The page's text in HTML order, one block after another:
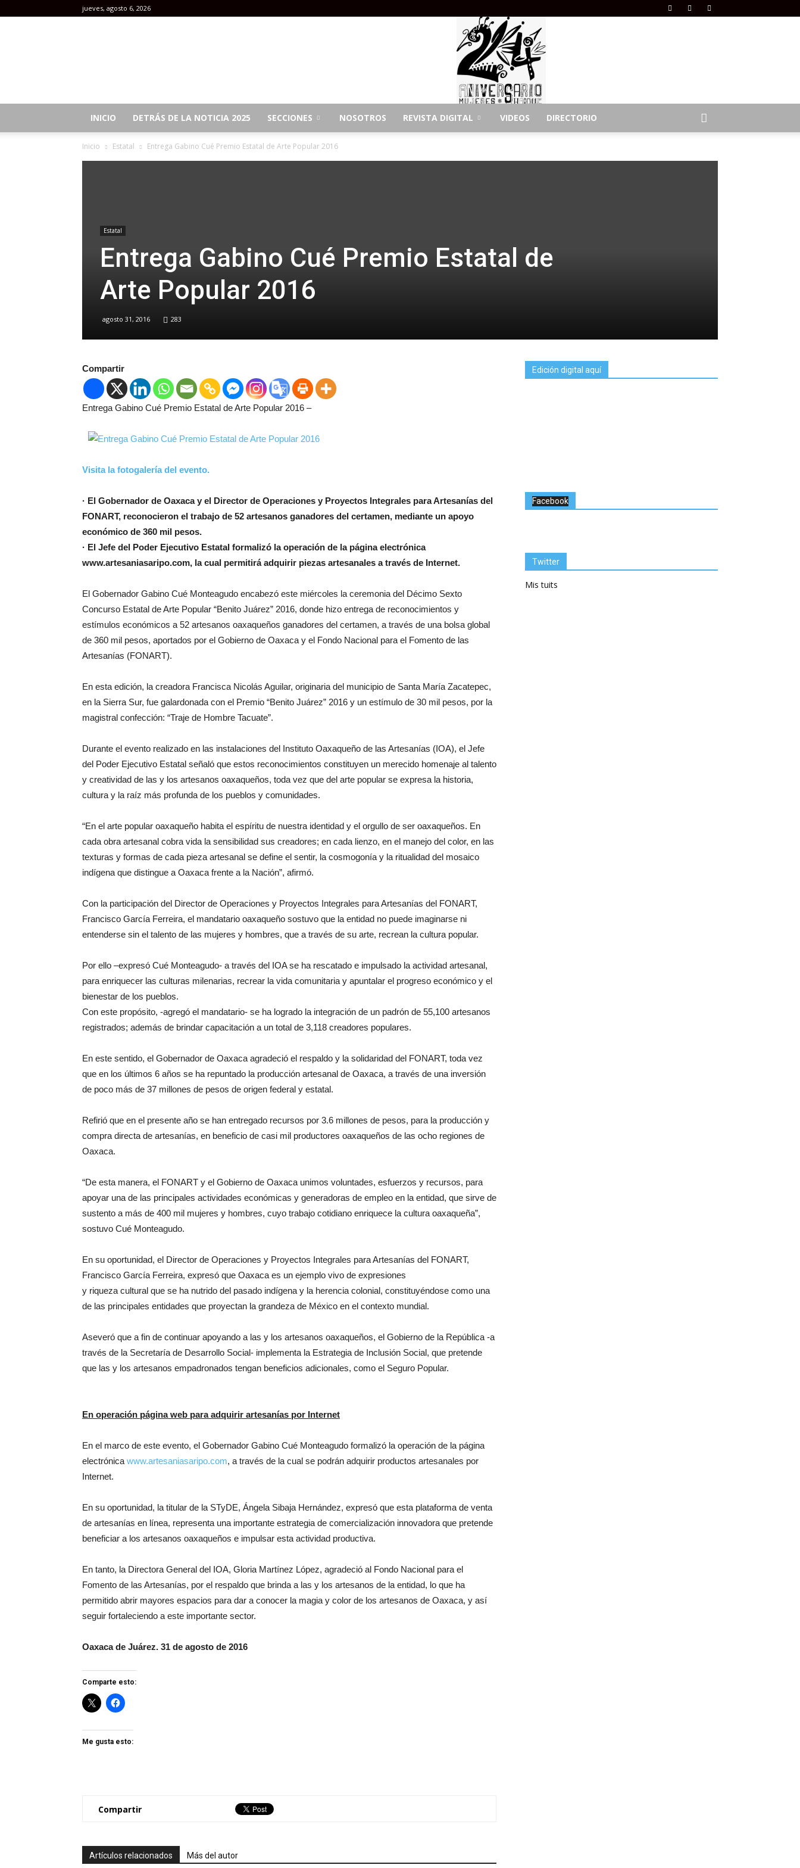
jueves, agosto 6, 2026
INICIO DETRÁS DE LA NOTICIA 2025 SECCIONES NOSOTROS REVISTA DIGITAL VIDEOS DIRECTORIO
Inicio Estatal Entrega Gabino Cué Premio Estatal de Arte Popular 2016
Estatal
Entrega Gabino Cué Premio Estatal de
Arte Popular 2016
agosto 31, 2016 283
Compartir
Entrega Gabino Cué Premio Estatal de Arte Popular 2016 –
Visita la fotogalería del evento.
· El Gobernador de Oaxaca y el Director de Operaciones y Proyectos Integrales para Artesanías del
FONART, reconocieron el trabajo de 52 artesanos ganadores del certamen, mediante un apoyo
económico de 360 mil pesos.
· El Jefe del Poder Ejecutivo Estatal formalizó la operación de la página electrónica
www.artesaniasaripo.com, la cual permitirá adquirir piezas artesanales a través de Internet.
El Gobernador Gabino Cué Monteagudo encabezó este miércoles la ceremonia del Décimo Sexto
Concurso Estatal de Arte Popular “Benito Juárez” 2016, donde hizo entrega de reconocimientos y
estímulos económicos a 52 artesanos oaxaqueños ganadores del certamen, a través de una bolsa global
de 360 mil pesos, aportados por el Gobierno de Oaxaca y el Fondo Nacional para el Fomento de las
Artesanías (FONART).
En esta edición, la creadora Francisca Nicolás Aguilar, originaria del municipio de Santa María Zacatepec,
en la Sierra Sur, fue galardonada con el Premio “Benito Juárez” 2016 y un estímulo de 30 mil pesos, por la
magistral confección: “Traje de Hombre Tacuate”.
Durante el evento realizado en las instalaciones del Instituto Oaxaqueño de las Artesanías (IOA), el Jefe
del Poder Ejecutivo Estatal señaló que estos reconocimientos constituyen un merecido homenaje al talento
y creatividad de las y los artesanos oaxaqueños, toda vez que del arte popular se expresa la historia,
cultura y la raíz más profunda de los pueblos y comunidades.
“En el arte popular oaxaqueño habita el espíritu de nuestra identidad y el orgullo de ser oaxaqueños. En
cada obra artesanal cobra vida la sensibilidad sus creadores; en cada lienzo, en el manejo del color, en las
texturas y formas de cada pieza artesanal se define el sentir, la cosmogonía y la ritualidad del mosaico
indígena que distingue a Oaxaca frente a la Nación”, afirmó.
Con la participación del Director de Operaciones y Proyectos Integrales para Artesanías del FONART,
Francisco García Ferreira, el mandatario oaxaqueño sostuvo que la entidad no puede imaginarse ni
entenderse sin el talento de las mujeres y hombres, que a través de su arte, recrean la cultura popular.
Por ello –expresó Cué Monteagudo- a través del IOA se ha rescatado e impulsado la actividad artesanal,
para enriquecer las culturas milenarias, recrear la vida comunitaria y apuntalar el progreso económico y el
bienestar de los pueblos.
Con este propósito, -agregó el mandatario- se ha logrado la integración de un padrón de 55,100 artesanos
registrados; además de brindar capacitación a un total de 3,118 creadores populares.
En este sentido, el Gobernador de Oaxaca agradeció el respaldo y la solidaridad del FONART, toda vez
que en los últimos 6 años se ha repuntado la producción artesanal de Oaxaca, a través de una inversión
de poco más de 37 millones de pesos de origen federal y estatal.
Refirió que en el presente año se han entregado recursos por 3.6 millones de pesos, para la producción y
compra directa de artesanías, en beneficio de casi mil productores oaxaqueños de las ocho regiones de
Oaxaca.
“De esta manera, el FONART y el Gobierno de Oaxaca unimos voluntades, esfuerzos y recursos, para
apoyar una de las principales actividades económicas y generadoras de empleo en la entidad, que sirve de
sustento a más de 400 mil mujeres y hombres, cuyo trabajo cotidiano enriquece la cultura oaxaqueña”,
sostuvo Cué Monteagudo.
En su oportunidad, el Director de Operaciones y Proyectos Integrales para Artesanías del FONART,
Francisco García Ferreira, expresó que Oaxaca es un ejemplo vivo de expresiones
y riqueza cultural que se ha nutrido del pasado indígena y la herencia colonial, constituyéndose como una
de las principales entidades que proyectan la grandeza de México en el contexto mundial.
Aseveró que a fin de continuar apoyando a las y los artesanos oaxaqueños, el Gobierno de la República -a
través de la Secretaría de Desarrollo Social- implementa la Estrategia de Inclusión Social, que pretende
que las y los artesanos empadronados tengan beneficios adicionales, como el Seguro Popular.
En operación página web para adquirir artesanías por Internet
En el marco de este evento, el Gobernador Gabino Cué Monteagudo formalizó la operación de la página
electrónica www.artesaniasaripo.com, a través de la cual se podrán adquirir productos artesanales por
Internet.
En su oportunidad, la titular de la STyDE, Ángela Sibaja Hernández, expresó que esta plataforma de venta
de artesanías en línea, representa una importante estrategia de comercialización innovadora que pretende
beneficiar a los artesanos oaxaqueños e impulsar esta actividad productiva.
En tanto, la Directora General del IOA, Gloria Martínez López, agradeció al Fondo Nacional para el
Fomento de las Artesanías, por el respaldo que brinda a las y los artesanos de la entidad, lo que ha
permitido abrir mayores espacios para dar a conocer la magia y color de los artesanos de Oaxaca, y así
seguir fortaleciendo a este importante sector.
Oaxaca de Juárez. 31 de agosto de 2016
Comparte esto:
Me gusta esto:
Compartir
Artículos relacionados Más del autor
Edición digital aquí
Facebook
Twitter
Mis tuits